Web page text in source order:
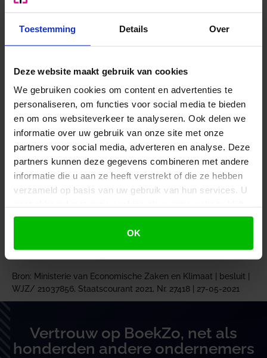
Toestemming Details Over
Deze website maakt gebruik van cookies
We gebruiken cookies om content en advertenties te
personaliseren, om functies voor social media te bieden
en om ons websiteverkeer te analyseren. Ook delen we
informatie over uw gebruik van onze site met onze
partners voor social media, adverteren en analyse. Deze
partners kunnen deze gegevens combineren met andere
informatie die u aan ze heeft verstrekt of die ze hebben
verzameld op basis van uw gebruik van hun services. U
gebruiken.
OK
Aanvragen voor deze regeling kunnen vanaf 31 mei
Ondernemend Nederland (RVO.nl) via een daartoe
Om het risico op misbruik en oneigenlijk gebruik
van deze regeling te beperken, moeten
ondernemingen die tussen 16 maart 2020 en 30 juni
2020 zijn ingeschreven en die een subsidie van
minimaal € 25.000 aanvragen, een verklaring van
een onafhankelijke deskundige aanleveren. De
deskundige derde kan deze verklaring
onafhankelijk van de aanvrager indienen op het
portaal van RVO.nl. Aanvragen kunnen worden
voorschotten. De uiterste datum van
subsidievaststelling is 31 december 2021.
Bron: Ministerie van Economische Zaken en Klimaat | besluit |
WJZ/ 21037856, Staatscourant 2021, Nr. 27418 | 27-05-2021
Vertrouw op BoekZo, net als
honderden andere ondernemers